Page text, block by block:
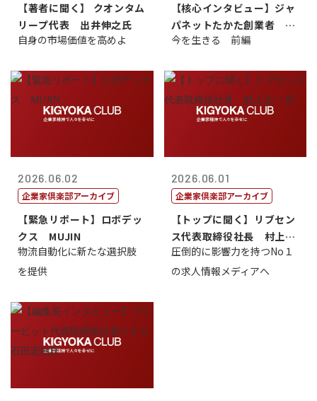
【著者に聞く】 クオンタム
リープ代表 出井伸之氏
自身の市場価値を高めよ
【核心インタビュー】ジャ
パネットたかた創業者 髙
田 明氏
今を生きる 前編
2026.06.02
企業家倶楽部アーカイブ
【緊急リポート】ロボデッ
クス MUJIN
物流自動化に新たな選択肢
を提供
2026.06.01
企業家倶楽部アーカイブ
【トップに聞く】リブセン
ス代表取締役社長 村上太
一 氏
圧倒的に影響力を持つNo１
の求人情報メディアへ